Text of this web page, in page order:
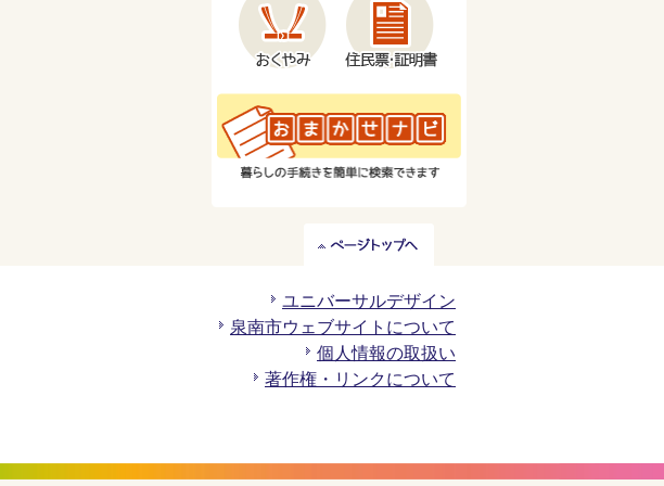
ト
ッ
プ
へ
ユニバーサルデザイン
泉南市ウェブサイトについて
個人情報の取扱い
著作権・リンクについて